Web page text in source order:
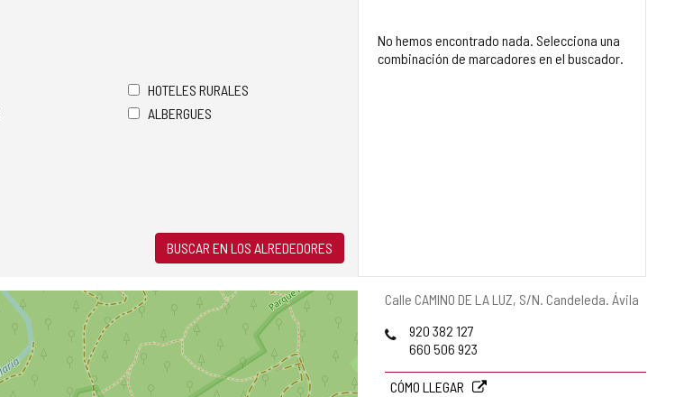
Dirección
Calle CAMINO DE LA LUZ, S/N. Candeleda. Ávila
Teléfonos
920 382 127
660 506 923
CÓMO LLEGAR
HOTELES RURALES
ALBERGUES
BUSCAR EN LOS ALREDEDORES
No hemos encontrado nada. Selecciona una
combinación de marcadores en el buscador.